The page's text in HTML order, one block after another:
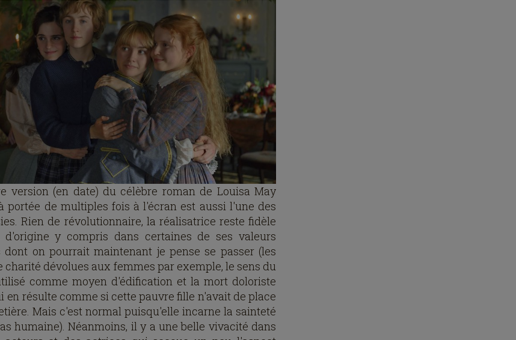
version (en date) du célèbre roman de Louisa May
portée de multiples fois à l'écran est aussi l'une des
Rien de révolutionnaire, la réalisatrice reste fidèle
d'origine y compris dans certaines de ses valeurs
dont on pourrait maintenant je pense se passer (les
charité dévolues aux femmes par exemple, le sens du
comme moyen d'édification et la mort doloriste
en résulte comme si cette pauvre fille n'avait de place
Mais c'est normal puisqu'elle incarne la sainteté
humaine). Néanmoins, il y a une belle vivacité dans